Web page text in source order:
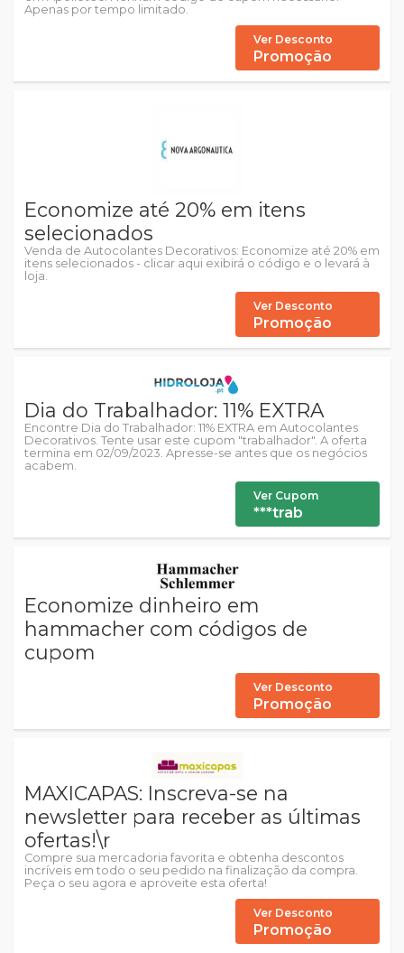
Apenas por tempo limitado.
Ver Desconto
Promoção
Economize até 20% em itens
selecionados
Venda de Autocolantes Decorativos: Economize até 20% em
itens selecionados - clicar aqui exibirá o código e o levará à
loja.
Ver Desconto
Promoção
Dia do Trabalhador: 11% EXTRA
Encontre Dia do Trabalhador: 11% EXTRA em Autocolantes
Decorativos. Tente usar este cupom "trabalhador". A oferta
termina em 02/09/2023. Apresse-se antes que os negócios
acabem.
Ver Cupom
***trab
Economize dinheiro em
hammacher com códigos de
cupom
Ver Desconto
Promoção
MAXICAPAS: Inscreva-se na
newsletter para receber as últimas
ofertas!\r
Compre sua mercadoria favorita e obtenha descontos
incríveis em todo o seu pedido na finalização da compra.
Peça o seu agora e aproveite esta oferta!
Ver Desconto
Promoção